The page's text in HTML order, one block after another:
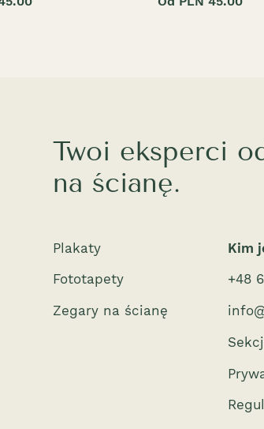
Twoi eksperci
na ścianę.
Kim
+48
Plakaty
Fototapety
Zegary na ścianę